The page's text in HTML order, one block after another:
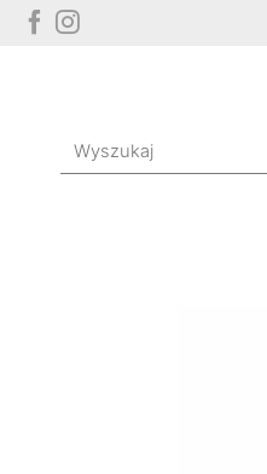
Przewiń
Szukaj: